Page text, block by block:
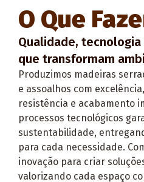
O Que
Qualidade,
que transformam
Produzimos madeiras
e assoalhos com
resistência e acabamento
processos tecnológicos
sustentabilidade,
para cada necessidade.
inovação para criar
valorizando cada espaço